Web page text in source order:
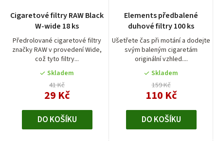
Cigaretové filtry RAW Black
W-wide 18 ks
Předrolované cigaretové filtry
značky RAW v provedení Wide,
což tyto filtry...
Skladem
41 Kč
29 Kč
DO KOŠÍKU
Elements předbalené
duhové filtry 100 ks
Ušetřete čas při motání a dodejte
svým baleným cigaretám
originální vzhled....
Skladem
159 Kč
110 Kč
DO KOŠÍKU